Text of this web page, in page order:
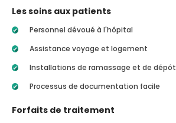
Les soins aux patients
Personnel dévoué à l'hôpital
Assistance voyage et logement
Installations de ramassage et de dépôt
Processus de documentation facile
Forfaits de traitement